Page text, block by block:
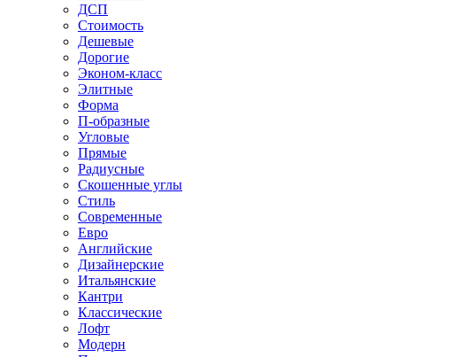
ДСП
Стоимость
Дешевые
Дорогие
Эконом-класс
Элитные
Форма
П-образные
Угловые
Прямые
Радиусные
Скошенные углы
Стиль
Современные
Евро
Английские
Дизайнерские
Итальянские
Кантри
Классические
Лофт
Модерн